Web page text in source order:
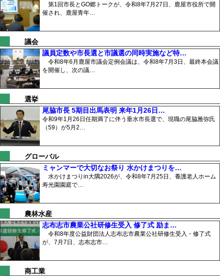
第1回市長とGO郷トークが、令和8年7月27日、鹿屋市役所で開
催され、鹿屋青年…
議会
議員定数や市長選と市議選の同時実施など特…
令和8年6月鹿屋市議会定例会議は、令和8年7月3日、最終本会議
を開催し、次の議…
選挙
尾脇市長 5期目出馬表明 来年1月26日…
令和9年1月26日任期満了に伴う垂水市長選で、現職の尾脇雅弥氏
（59）が5月2…
グローバル
ミャンマーで大切なお祭り 水かけまつりを…
水かけまつりin大隅2026が、令和8年7月25日、養護老人ホーム
寿光園園庭で…
農林水産
志布志市農業公社研修生受入 修了式 励ま…
令和8年度公益財団法人志布志市農業公社研修生受入・修了式
が、7月7日、志布志市…
商工業